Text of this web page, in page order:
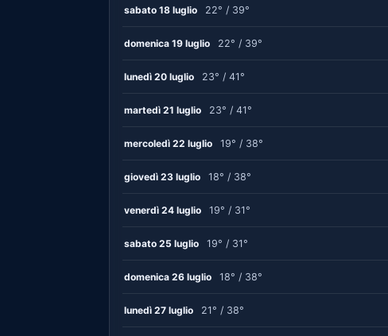
sabato 18 luglio 22° / 39°
domenica 19 luglio 22° / 39°
lunedì 20 luglio 23° / 41°
martedì 21 luglio 23° / 41°
mercoledì 22 luglio 19° / 38°
giovedì 23 luglio 18° / 38°
venerdì 24 luglio 19° / 31°
sabato 25 luglio 19° / 31°
domenica 26 luglio 18° / 38°
lunedì 27 luglio 21° / 38°